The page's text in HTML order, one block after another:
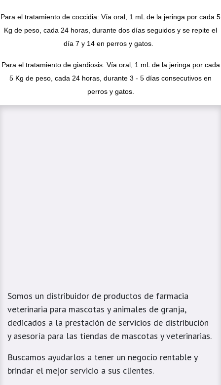
Para el tratamiento de coccidia: Vía oral, 1 mL de la jeringa por cada 5
Kg de peso, cada 24 horas, durante dos días seguidos y se repite el
día 7 y 14 en perros y gatos.
Para el tratamiento de giardiosis: Vía oral, 1 mL de la jeringa por cada
5 Kg de peso, cada 24 horas, durante 3 - 5 días consecutivos en
perros y gatos.
Somos un distribuidor de productos de farmacia
veterinaria para mascotas y animales de granja,
dedicados a la prestación de servicios de distribución
y asesoría para las tiendas de mascotas y veterinarias.
Buscamos ayudarlos a tener un negocio rentable y
brindar el mejor servicio a sus clientes.